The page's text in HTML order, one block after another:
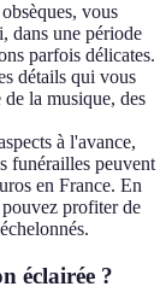
vous
dans une période
parfois délicates.
détails qui vous
la musique, des
à l'avance,
funérailles peuvent
en France. En
profiter de
éclairée ?